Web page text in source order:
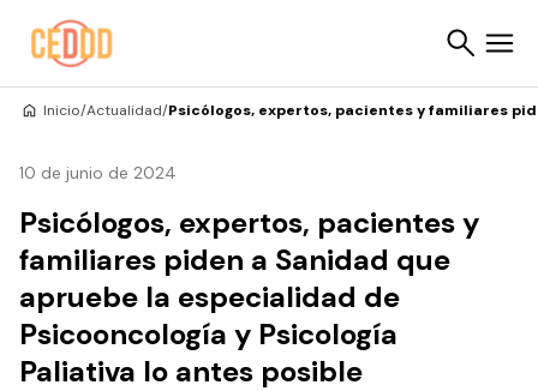
Inicio/Actualidad/Psicólogos, expertos, pacientes y familiares
10 de junio de 2024
Psicólogos, expertos, pacientes y
familiares piden a Sanidad que
apruebe la especialidad de
Psicooncología y Psicología
Paliativa lo antes posible